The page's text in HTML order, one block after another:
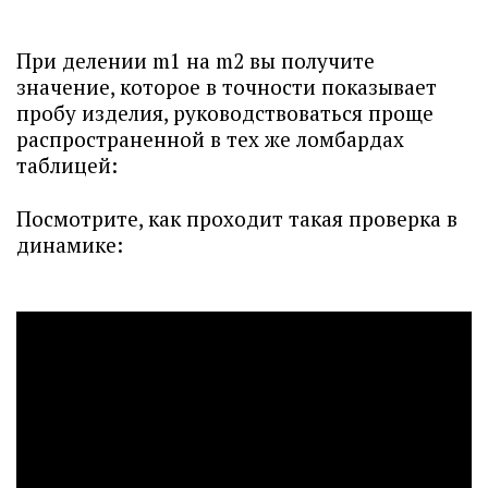
При делении m1 на m2 вы получите
значение, которое в точности показывает
пробу изделия, руководствоваться проще
распространенной в тех же ломбардах
таблицей:
Посмотрите, как проходит такая проверка в
динамике: